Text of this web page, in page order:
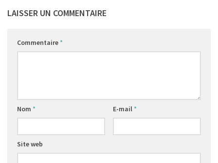
LAISSER UN COMMENTAIRE
Commentaire *
Nom * E-mail *
Site web